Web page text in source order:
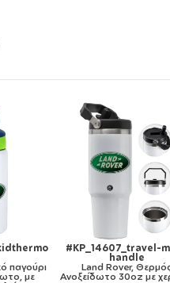
#KP_14607_travel-mug-
handle
Land Rover, Θερμός
Ανοξείδωτο 30oz με χερούλι